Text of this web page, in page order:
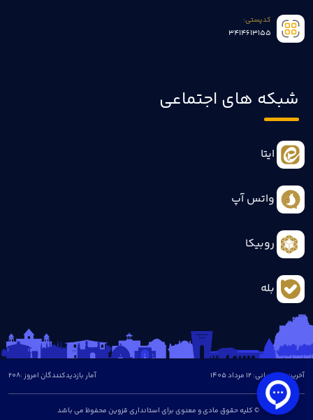
کدپستی:
3414613155
شبکه های اجتماعی
ایتا
واتس آپ
روبیکا
بله
آخرین بروزرسانی: 12 مرداد 1405
© کلیه حقوق مادی و معنوی برای استانداری قزوین محفوظ می باشد
آمار بازدیدکنندگان امروز :208